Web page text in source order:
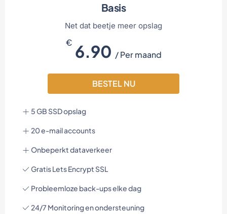
Basis
Net dat beetje meer opslag
€6.90 / Per maand
BESTEL NU
5 GB SSD opslag
20 e-mail accounts
Onbeperkt dataverkeer
Gratis Lets Encrypt SSL
Probleemloze back-ups elke dag
24/7 Monitoring en ondersteuning